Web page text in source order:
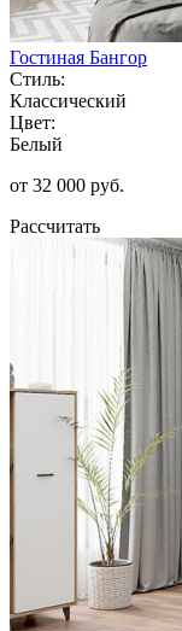
Гостиная Бангор
Стиль:
Классический
Цвет:
Белый
от 32 000 руб.
Рассчитать